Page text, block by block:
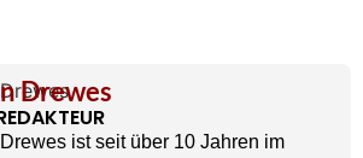
Drewes
ist seit über 10 Jahren im